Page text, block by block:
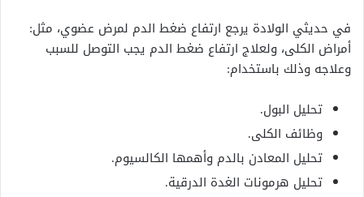
في حديثي الولادة يرجع ارتفاع ضغط الدم لمرض عضوي، مثل:
أمراض الكلى، ولعلاج ارتفاع ضغط الدم يجب التوصل للسبب
وعلاجه وذلك باستخدام:
تحليل البول.
وظائف الكلى.
تحليل المعادن بالدم وأهمها الكالسيوم.
تحليل هرمونات الغدة الدرقية.